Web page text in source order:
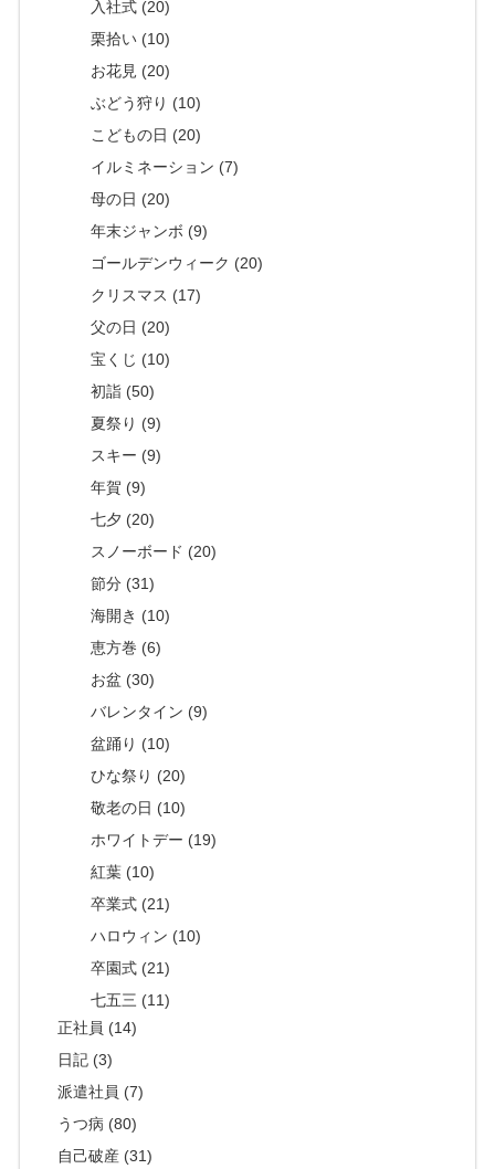
入社式 (20)
栗拾い (10)
お花見 (20)
ぶどう狩り (10)
こどもの日 (20)
イルミネーション (7)
母の日 (20)
年末ジャンボ (9)
ゴールデンウィーク (20)
クリスマス (17)
父の日 (20)
宝くじ (10)
初詣 (50)
夏祭り (9)
スキー (9)
年賀 (9)
七夕 (20)
スノーボード (20)
節分 (31)
海開き (10)
恵方巻 (6)
お盆 (30)
バレンタイン (9)
盆踊り (10)
ひな祭り (20)
敬老の日 (10)
ホワイトデー (19)
紅葉 (10)
卒業式 (21)
ハロウィン (10)
卒園式 (21)
七五三 (11)
正社員 (14)
日記 (3)
派遣社員 (7)
うつ病 (80)
自己破産 (31)